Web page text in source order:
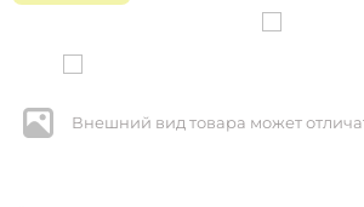
Внешний вид товара может